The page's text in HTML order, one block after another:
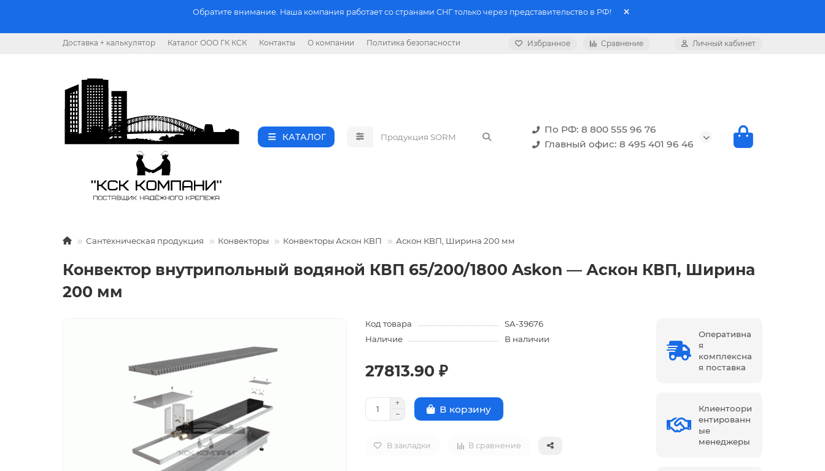
Обратите внимание. Наша компания работает со странами СНГ только через представительство в РФ!
Доставка + калькулятор Каталог ООО ГК КСК Контакты О компании Политика безопасности Избранное Сравнение Личный кабинет
КАТАЛОГ
По РФ: 8 800 555 96 76
Главный офис: 8 495 401 96 46
Сантехническая продукция Конвекторы Конвекторы Аскон КВП Аскон КВП, Ширина 200 мм
Конвектор внутрипольный водяной КВП 65/200/1800 Askon — Аскон КВП, Ширина
200 мм
Код товара
SA-39676
Наличие
В наличии
27813.90 ₽
В корзину
В закладки В сравнение
Оперативна
я
комплексна
я поставка
Клиентоори
ентированн
ые
менеджеры